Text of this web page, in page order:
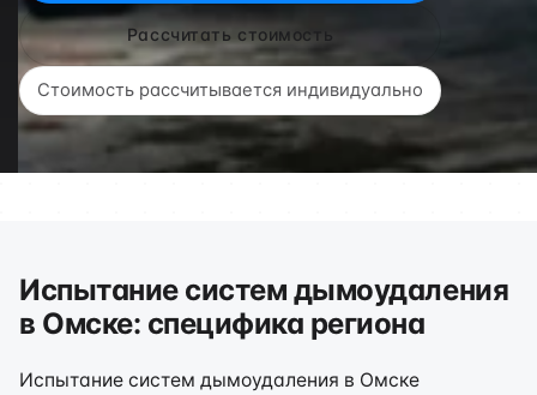
Рассчитать стоимость
Стоимость рассчитывается индивидуально
Испытание систем дымоудаления
в Омске: специфика региона
Испытание систем дымоудаления в Омске